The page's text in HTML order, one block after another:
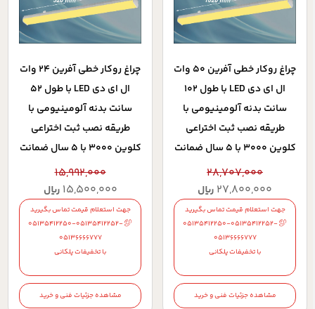
چراغ روکار خطي آفرين 50 وات
ال اي دي LED با طول 102
سانت بدنه آلومينيومي با
طريقه نصب ثبت اختراعي
کلوين 3000 با 5 سال ضمانت
28,707,000
27,800,000 ریال
جهت استعلام قیمت تماس بگیرید
05135412250-05135412252-
05136666777
با تخفیفات پلکانی
مشاهده جزئیات فنی و خرید
چراغ روکار خطي آفرين 24 وات
ال اي دي LED با طول 52
سانت بدنه آلومينيومي با
طريقه نصب ثبت اختراعي
کلوين 3000 با 5 سال ضمانت
15,992,000
15,500,000 ریال
جهت استعلام قیمت تماس بگیرید
05135412250-05135412252-
05136666777
با تخفیفات پلکانی
مشاهده جزئیات فنی و خرید